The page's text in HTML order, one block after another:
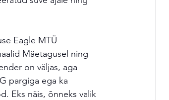
Eagle MTÜ
Mäetagusel ning
on väljas, aga
pargiga ega ka
Eks näis, õnneks valik